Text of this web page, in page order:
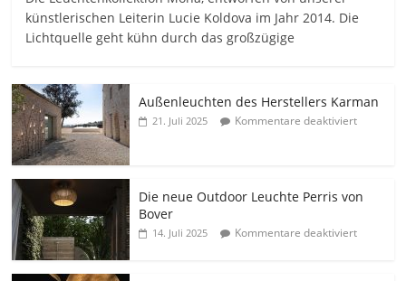
künstlerischen Leiterin Lucie Koldova im Jahr 2014. Die
Lichtquelle geht kühn durch das großzügige
Außenleuchten des Herstellers Karman
21. Juli 2025 Kommentare deaktiviert
Die neue Outdoor Leuchte Perris von
Bover
14. Juli 2025 Kommentare deaktiviert